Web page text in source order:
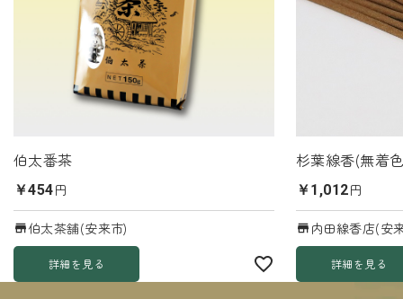
伯太番茶
￥454円
伯太茶舗(安来市)
詳細を見る
杉葉線香(無着
￥1,012円
内田線香店(安
詳細を見る